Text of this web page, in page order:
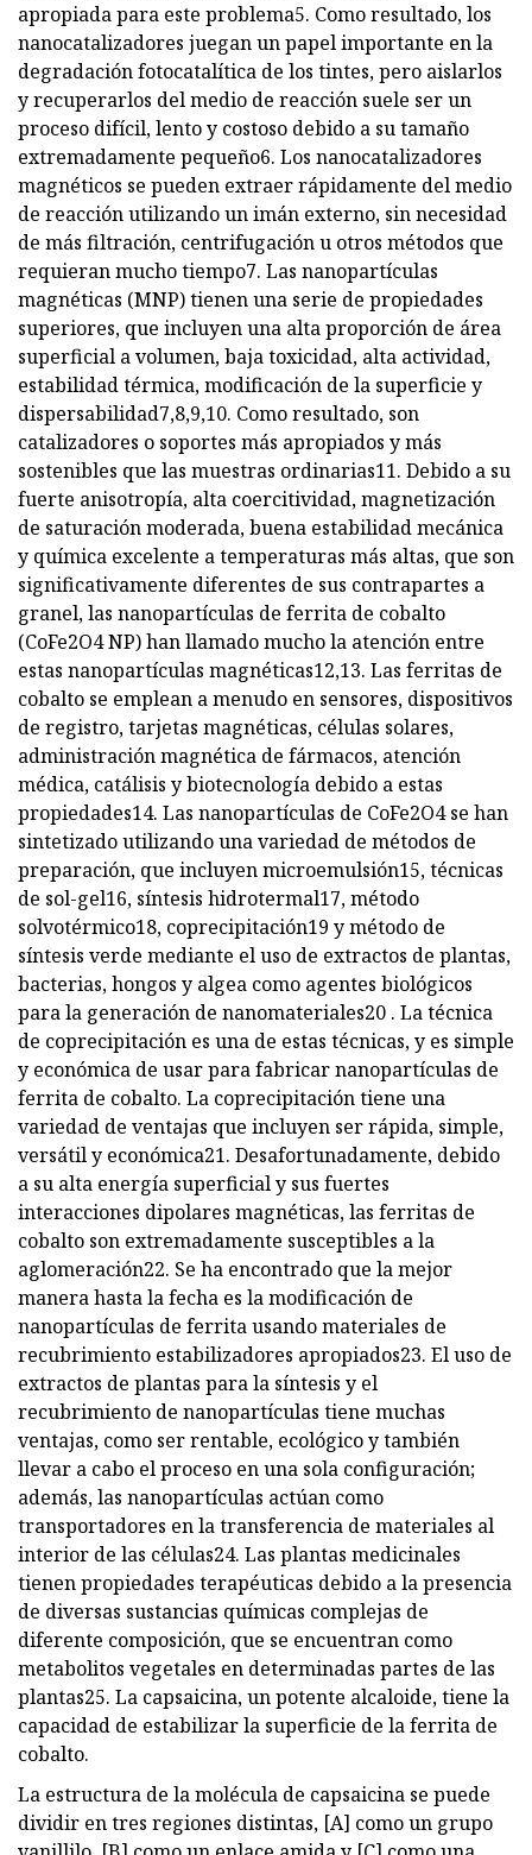
apropiada para este problema5. Como resultado, los
nanocatalizadores juegan un papel importante en la
degradación fotocatalítica de los tintes, pero aislarlos
y recuperarlos del medio de reacción suele ser un
proceso difícil, lento y costoso debido a su tamaño
extremadamente pequeño6. Los nanocatalizadores
magnéticos se pueden extraer rápidamente del medio
de reacción utilizando un imán externo, sin necesidad
de más filtración, centrifugación u otros métodos que
requieran mucho tiempo7. Las nanopartículas
magnéticas (MNP) tienen una serie de propiedades
superiores, que incluyen una alta proporción de área
superficial a volumen, baja toxicidad, alta actividad,
estabilidad térmica, modificación de la superficie y
dispersabilidad7,8,9,10. Como resultado, son
catalizadores o soportes más apropiados y más
sostenibles que las muestras ordinarias11. Debido a su
fuerte anisotropía, alta coercitividad, magnetización
de saturación moderada, buena estabilidad mecánica
y química excelente a temperaturas más altas, que son
significativamente diferentes de sus contrapartes a
granel, las nanopartículas de ferrita de cobalto
(CoFe2O4 NP) han llamado mucho la atención entre
estas nanopartículas magnéticas12,13. Las ferritas de
cobalto se emplean a menudo en sensores, dispositivos
de registro, tarjetas magnéticas, células solares,
administración magnética de fármacos, atención
médica, catálisis y biotecnología debido a estas
propiedades14. Las nanopartículas de CoFe2O4 se han
sintetizado utilizando una variedad de métodos de
preparación, que incluyen microemulsión15, técnicas
de sol-gel16, síntesis hidrotermal17, método
solvotérmico18, coprecipitación19 y método de
síntesis verde mediante el uso de extractos de plantas,
bacterias, hongos y algea como agentes biológicos
para la generación de nanomateriales20 . La técnica
de coprecipitación es una de estas técnicas, y es simple
y económica de usar para fabricar nanopartículas de
ferrita de cobalto. La coprecipitación tiene una
variedad de ventajas que incluyen ser rápida, simple,
versátil y económica21. Desafortunadamente, debido
a su alta energía superficial y sus fuertes
interacciones dipolares magnéticas, las ferritas de
cobalto son extremadamente susceptibles a la
aglomeración22. Se ha encontrado que la mejor
manera hasta la fecha es la modificación de
nanopartículas de ferrita usando materiales de
recubrimiento estabilizadores apropiados23. El uso de
extractos de plantas para la síntesis y el
recubrimiento de nanopartículas tiene muchas
ventajas, como ser rentable, ecológico y también
llevar a cabo el proceso en una sola configuración;
además, las nanopartículas actúan como
transportadores en la transferencia de materiales al
interior de las células24. Las plantas medicinales
tienen propiedades terapéuticas debido a la presencia
de diversas sustancias químicas complejas de
diferente composición, que se encuentran como
metabolitos vegetales en determinadas partes de las
plantas25. La capsaicina, un potente alcaloide, tiene la
capacidad de estabilizar la superficie de la ferrita de
cobalto.
La estructura de la molécula de capsaicina se puede
dividir en tres regiones distintas, [A] como un grupo